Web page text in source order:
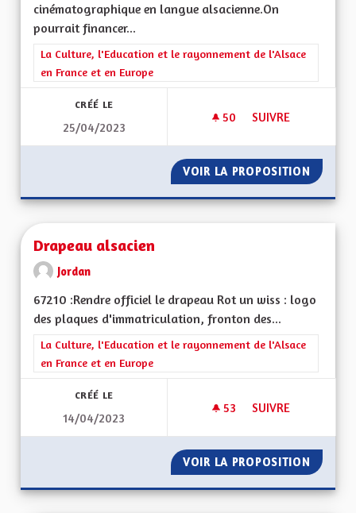
cinématographique en langue alsacienne.On
pourrait financer...
Filtrer les résultats de la catégorie : La Culture, l'Education et
La Culture, l'Education et le rayonnement de l'Alsace
en France et en Europe
CRÉÉ LE
25/04/2023
50 50 ABONNÉS
SUIVRE
VOIR LA PROPOSITION
Drapeau alsacien
Jordan
67210 :Rendre officiel le drapeau Rot un wiss : logo
des plaques d'immatriculation, fronton des...
Filtrer les résultats de la catégorie : La Culture, l'Education et
La Culture, l'Education et le rayonnement de l'Alsace
en France et en Europe
CRÉÉ LE
14/04/2023
53 53 ABONNÉS
SUIVRE
VOIR LA PROPOSITION